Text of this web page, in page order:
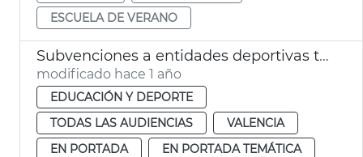
ESCUELA DE VERANO
Subvenciones a entidades deportivas temporada 2024-2025 València
modificado hace 1 año
EDUCACIÓN Y DEPORTE
TODAS LAS AUDIENCIAS
VALENCIA
EN PORTADA
EN PORTADA TEMÁTICA